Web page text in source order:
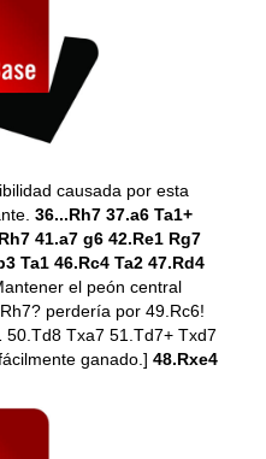
causada por esta
36...Rh7 37.a6 Ta1+
41.a7 g6 42.Re1 Rg7
Ta1 46.Rc4 Ta2 47.Rd4
el peón central
perdería por 49.Rc6!
Txa7 51.Td7+ Txd7
ganado.] 48.Rxe4